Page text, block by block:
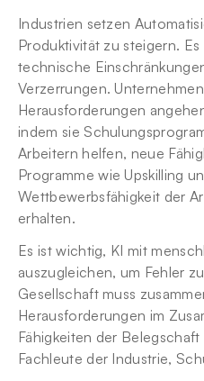
Industrien setzen
Produktivität zu steigern.
technische
Verzerrungen.
Herausforderungen
indem sie
Arbeitern helfen, neue
Programme wie Upskilling
Wettbewerbsfähigkeit der
erhalten.
Es ist wichtig, KI mit
auszugleichen, um Fehler
Gesellschaft muss
Herausforderungen im
Fähigkeiten der
Fachleute der Industrie,